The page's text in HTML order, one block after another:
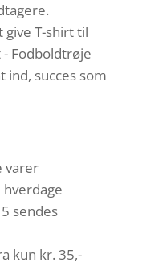
T-shirt til
- Fodboldtrøje
ind, succes som
varer
sendes
kun kr. 35,-